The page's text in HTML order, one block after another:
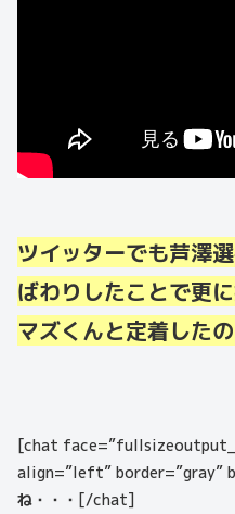
ツイッターでも芦澤
ばわりしたことで更
マズくんと定着したの
[chat
align=”left” border=”gray”
ね・・・ [/chat]